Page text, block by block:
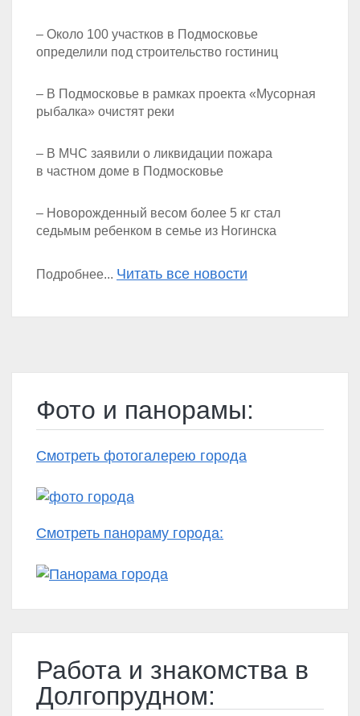
– Около 100 участков в Подмосковье
определили под строительство гостиниц
– В Подмосковье в рамках проекта «Мусорная
рыбалка» очистят реки
– В МЧС заявили о ликвидации пожара
в частном доме в Подмосковье
– Новорожденный весом более 5 кг стал
седьмым ребенком в семье из Ногинска
Подробнее... Читать все новости
Фото и панорамы:
Смотреть фотогалерею города
Смотреть панораму города:
Работа и знакомства в
Долгопрудном: